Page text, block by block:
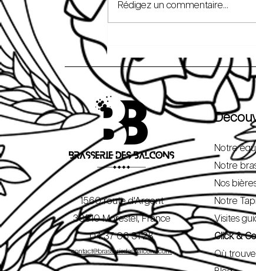
BIÈRE ARTISANALE SE
RENCONTRENT.
Rédigez un commentaire...
1560 route d'Argent
38510 Morestel, France
04 37 06 31 28
contact@brasseriedesbalcons.com
Notre
Notre
Nos
Notre
Visites
Click &
Où